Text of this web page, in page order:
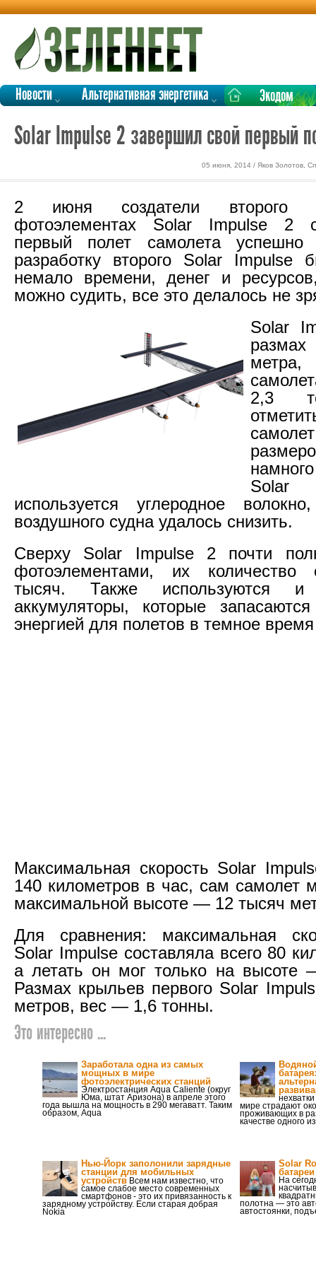
Новости Альтернативная энергетика Экодом
Solar Impulse 2 завершил свой первый
05 июня, 2014 / Яков Золотов,
2 июня создатели второго
фотоэлементах Solar Impulse 2
первый полет самолета
разработку второго Solar Impulse
немало времени, денег и
можно судить, все это делалось не
Solar
2,3
используется углеродное
воздушного судна удалось снизить.
Сверху Solar Impulse 2 почти
фотоэлементами, их количество
тысяч. Также используются и
аккумуляторы, которые запасаются
энергией для полетов в темное время
Максимальная скорость Solar
140 километров в час, сам самолет
максимальной высоте — 12 тысяч
Для сравнения: максимальная
Solar Impulse составляла всего 80
а летать он мог только на высоте
Размах крыльев первого Solar
метров, вес — 1,6 тонны.
Это интересно ...
Заработала одна из самых
мощных в мире
фотоэлектрических станций
Электростанция Aqua Caliente (округ
Юма, штат Аризона) в апреле этого
года вышла на мощность в 290 мегаватт. Таким
образом, Aqua
мире страдают
проживающих в
качестве одного из
Нью-Йорк заполонили зарядные
станции для мобильных
устройств Всем нам известно, что
самое слабое место современных
смартфонов - это их привязанность к
зарядному устройству. Если старая добрая
Nokia
Solar
На
полотна — это
автостоянки,